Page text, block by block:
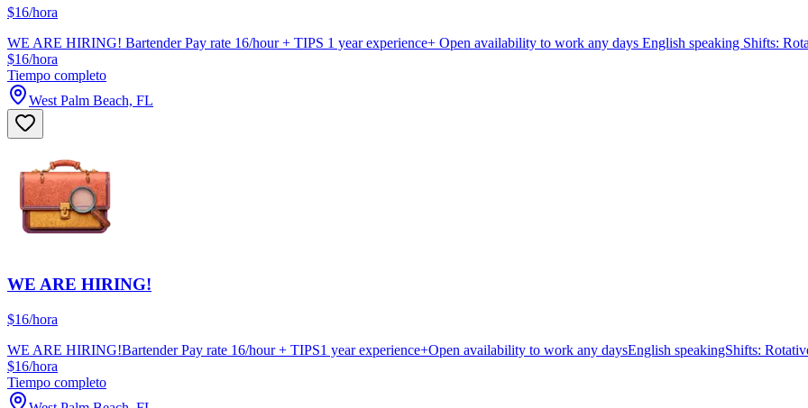
$16/hora
WE ARE HIRING! Bartender Pay rate 16/hour + TIPS 1 year experience+ Open availability to work any days English speaking Shifts:
$16/hora
Tiempo completo
West Palm Beach, FL
WE ARE HIRING!
$16/hora
WE ARE HIRING!Bartender Pay rate 16/hour + TIPS1 year experience+Open availability to work any daysEnglish speakingShifts:
$16/hora
Tiempo completo